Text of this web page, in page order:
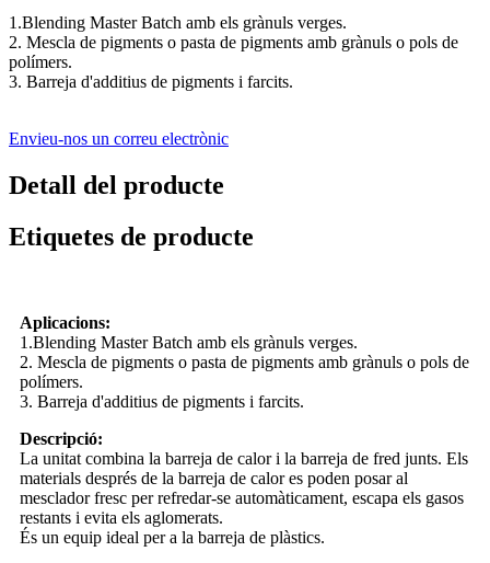
1.Blending Master Batch amb els grànuls verges.
2. Mescla de pigments o pasta de pigments amb grànuls o pols de
polímers.
3. Barreja d'additius de pigments i farcits.
Envieu-nos un correu electrònic
Detall del producte
Etiquetes de producte
Aplicacions:
1.Blending Master Batch amb els grànuls verges.
2. Mescla de pigments o pasta de pigments amb grànuls o pols de
polímers.
3. Barreja d'additius de pigments i farcits.
Descripció:
La unitat combina la barreja de calor i la barreja de fred junts. Els
materials després de la barreja de calor es poden posar al
mesclador fresc per refredar-se automàticament, escapa els gasos
restants i evita els aglomerats.
És un equip ideal per a la barreja de plàstics.